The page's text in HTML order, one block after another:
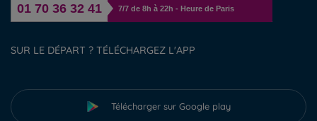
01 70 36 32 41 7/7 de 8h à 22h - Heure de Paris
SUR LE DÉPART ? TÉLÉCHARGEZ L'APP
Télécharger sur Google play